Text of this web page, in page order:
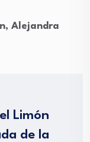
Alejandra
Limón
de la